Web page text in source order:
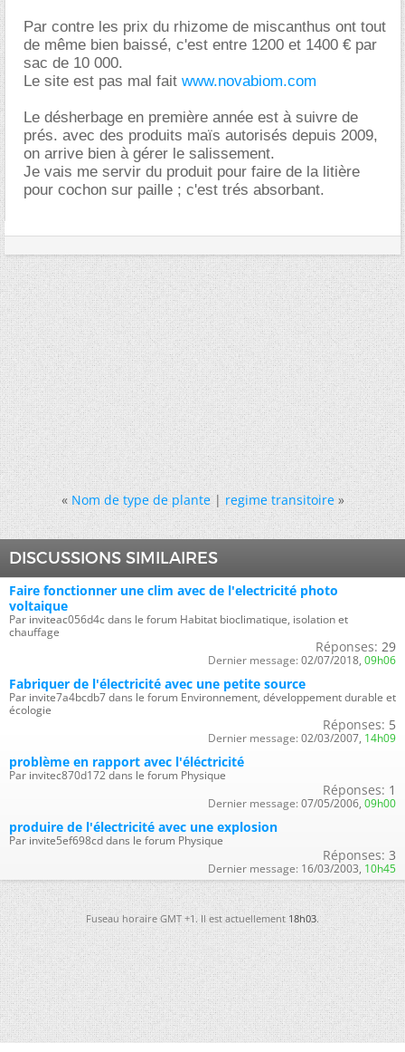
Par contre les prix du rhizome de miscanthus ont tout
de même bien baissé, c'est entre 1200 et 1400 € par
sac de 10 000.
Le site est pas mal fait www.novabiom.com
Le désherbage en première année est à suivre de
prés. avec des produits maïs autorisés depuis 2009,
on arrive bien à gérer le salissement.
Je vais me servir du produit pour faire de la litière
pour cochon sur paille ; c'est trés absorbant.
« Nom de type de plante|regime transitoire »
DISCUSSIONS SIMILAIRES
Faire fonctionner une clim avec de l'electricité photo
voltaique
Par inviteac056d4c dans le forum Habitat bioclimatique, isolation et
chauffage
Réponses: 29
Dernier message: 02/07/2018, 09h06
Fabriquer de l'électricité avec une petite source
Par invite7a4bcdb7 dans le forum Environnement, développement durable et
écologie
Réponses: 5
Dernier message: 02/03/2007, 14h09
problème en rapport avec l'éléctricité
Par invitec870d172 dans le forum Physique
Réponses: 1
Dernier message: 07/05/2006, 09h00
produire de l'électricité avec une explosion
Par invite5ef698cd dans le forum Physique
Réponses: 3
Dernier message: 16/03/2003, 10h45
Fuseau horaire GMT +1. Il est actuellement18h03.